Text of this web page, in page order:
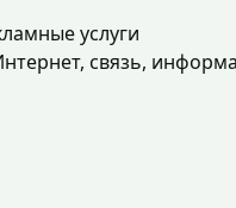
услуги
связь,